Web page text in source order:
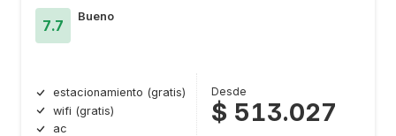
7.7
Bueno
estacionamiento (gratis)
wifi (gratis)
ac
Desde
$ 513.027